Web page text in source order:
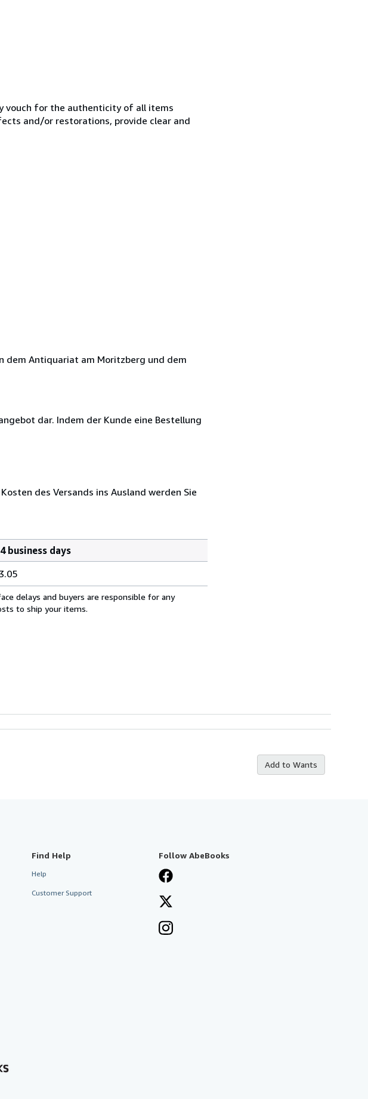
vouch for the authenticity of all items
and/or restorations, provide clear and
dem Antiquariat am Moritzberg und dem
dar. Indem der Kunde eine Bestellung
des Versands ins Ausland werden Sie
business days
delays and buyers are responsible for any
to ship your items.
Add to Wants
Find Help
Help
Customer Support
Follow AbeBooks